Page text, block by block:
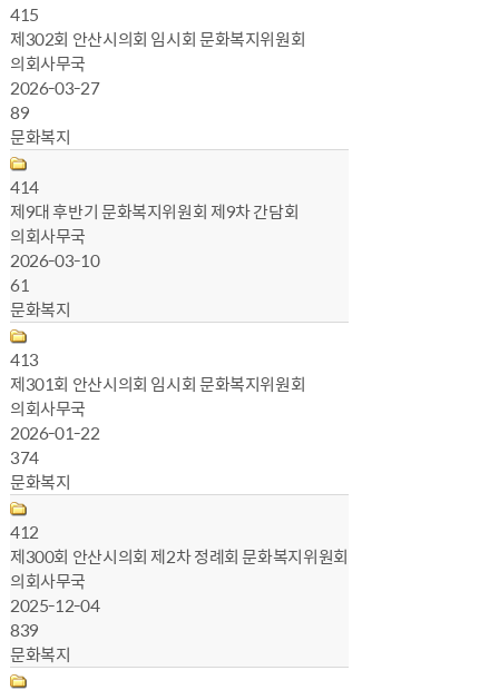
415
제302회 안산시의회 임시회 문화복지위원회
의회사무국
2026-03-27
89
문화복지
414
제9대 후반기 문화복지위원회 제9차 간담회
의회사무국
2026-03-10
61
문화복지
413
제301회 안산시의회 임시회 문화복지위원회
의회사무국
2026-01-22
374
문화복지
412
제300회 안산시의회 제2차 정례회 문화복지위원회
의회사무국
2025-12-04
839
문화복지